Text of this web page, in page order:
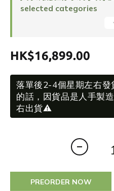
selected categories
HK$16,899.00
落單後2-4個星期左右
的話，因貨品是人手製
右出貨⚠️
PREORDER NOW